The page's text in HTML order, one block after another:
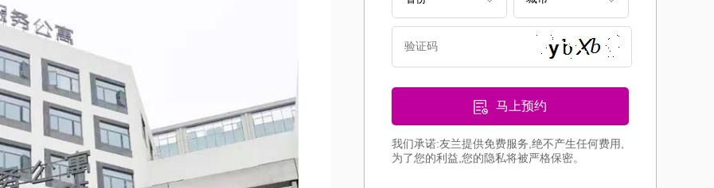
马上预约
我们承诺:友兰提供免费服务,绝不产生任何费用,
为了您的利益,您的隐私将被严格保密。